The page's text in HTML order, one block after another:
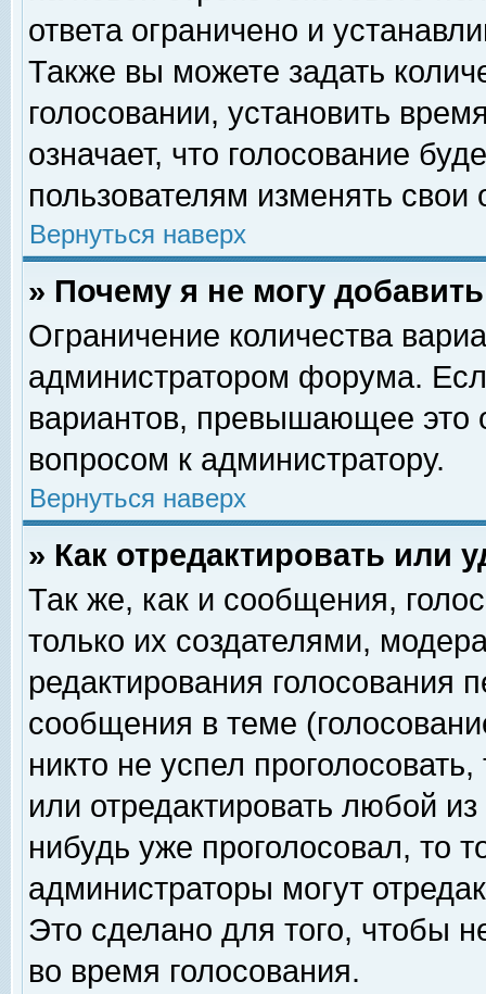
ответа ограничено и
Также вы можете задать
голосовании, установить
означает, что голосование
пользователям изменять свои
Вернуться наверх
» Почему я не могу
Ограничение количества
администратором форума.
вариантов, превышающее это
вопросом к администратору.
Вернуться наверх
» Как отредактировать или
Так же, как и сообщения,
только их создателями,
редактирования голосования
сообщения в теме
никто не успел
или отредактировать любой
нибудь уже проголосовал, то
администраторы могут
Это сделано для того, чтобы
во время голосования.